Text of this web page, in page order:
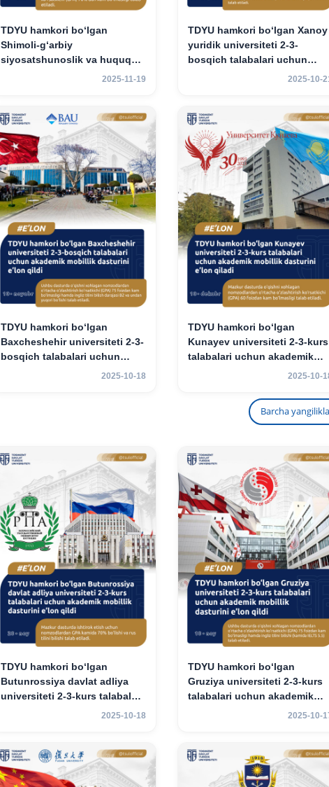
TDYU hamkori bo‘lgan
Shimoli-g‘arbiy
siyosatshunoslik va huquq
universiteti 2-3-kurs talabalari
2025-11-19
TDYU hamkori bo‘lgan Xanoy
yuridik universiteti 2-3-
bosqich talabalari uchun
akademik mobillik dasturini
2025-10-
TDYU hamkori bo‘lgan
Baxcheshehir universiteti 2-3-
bosqich talabalari uchun
akademik mobillik dasturini
2025-10-18
TDYU hamkori bo‘lgan
Kunayev universiteti 2-3-kurs
talabalari uchun akademik
mobillik dasturini e’lon qiladi
2025-10-
Barcha
TDYU hamkori bo‘lgan
Butunrossiya davlat adliya
universiteti 2-3-kurs talabalari
uchun akademik mobillik2025-10-18
TDYU hamkori bo‘lgan
Gruziya universiteti 2-3-kurs
talabalari uchun akademik
mobillik dasturini e’lon qildi
2025-10-